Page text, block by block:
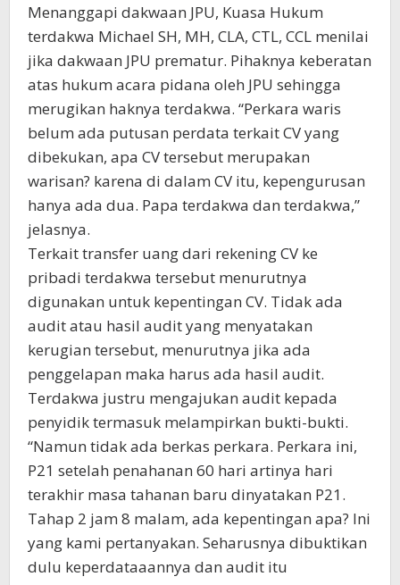
Menanggapi dakwaan JPU, Kuasa Hukum
terdakwa Michael SH, MH, CLA, CTL, CCL menilai
jika dakwaan JPU prematur. Pihaknya keberatan
atas hukum acara pidana oleh JPU sehingga
merugikan haknya terdakwa. “Perkara waris
belum ada putusan perdata terkait CV yang
dibekukan, apa CV tersebut merupakan
warisan? karena di dalam CV itu, kepengurusan
hanya ada dua. Papa terdakwa dan terdakwa,”
jelasnya.
Terkait transfer uang dari rekening CV ke
pribadi terdakwa tersebut menurutnya
digunakan untuk kepentingan CV. Tidak ada
audit atau hasil audit yang menyatakan
kerugian tersebut, menurutnya jika ada
penggelapan maka harus ada hasil audit.
Terdakwa justru mengajukan audit kepada
penyidik termasuk melampirkan bukti-bukti.
“Namun tidak ada berkas perkara. Perkara ini,
P21 setelah penahanan 60 hari artinya hari
terakhir masa tahanan baru dinyatakan P21.
Tahap 2 jam 8 malam, ada kepentingan apa? Ini
yang kami pertanyakan. Seharusnya dibuktikan
dulu keperdataaannya dan audit itu